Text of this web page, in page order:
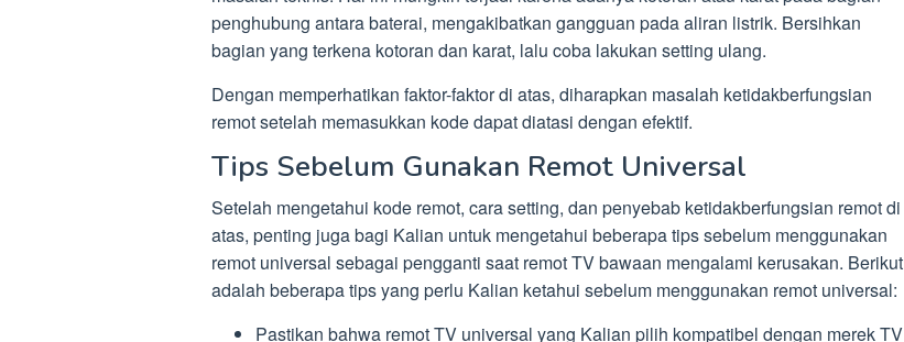
penghubung antara baterai, mengakibatkan gangguan pada aliran listrik. Bersihkan
bagian yang terkena kotoran dan karat, lalu coba lakukan setting ulang.
Dengan memperhatikan faktor-faktor di atas, diharapkan masalah ketidakberfungsian
remot setelah memasukkan kode dapat diatasi dengan efektif.
Tips Sebelum Gunakan Remot Universal
Setelah mengetahui kode remot, cara setting, dan penyebab ketidakberfungsian remot di
atas, penting juga bagi Kalian untuk mengetahui beberapa tips sebelum menggunakan
remot universal sebagai pengganti saat remot TV bawaan mengalami kerusakan. Berikut
adalah beberapa tips yang perlu Kalian ketahui sebelum menggunakan remot universal:
Pastikan bahwa remot TV universal yang Kalian pilih kompatibel dengan merek TV